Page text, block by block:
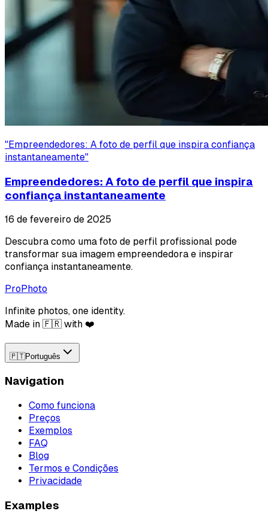
"Empreendedores: A foto de perfil que inspira confiança
instantaneamente"
Empreendedores: A foto de perfil que inspira
confiança instantaneamente
16 de fevereiro de 2025
Descubra como uma foto de perfil profissional pode
transformar sua imagem empreendedora e inspirar
confiança instantaneamente.
ProPhoto
Infinite photos, one identity.
Made in 🇫🇷 with ❤️
🇵🇹Português
Navigation
Como funciona
Preços
Exemplos
FAQ
Blog
Termos e Condições
Privacidade
Examples